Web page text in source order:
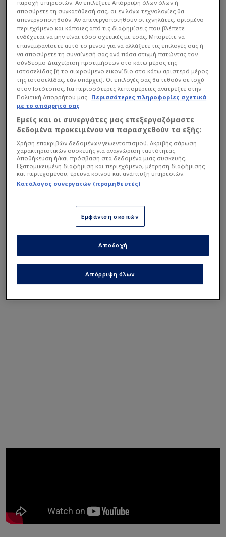
“Λατρεύω το πάθος του. Λατρεύω το πόσο αγαπά τη
χώρα του, την υπερηφάνεια που νιώθει για αυτήν, την
αφοσίωση και την προσήλωση που έχει στην εθνική
του ομάδα. Είναι κάτι ξεχωριστό να παίζεις για τη
χώρα σου.
Διαβάστε επίσης...
Πρώτο άρθρο από
Θεσσαλονίκη μετά την 4άρα
σε ΠΑΟΚ: "Ευκαιρία"!
Είναι κάτι ξεχωριστό το να αντιπροσωπεύεις τη
χώρα σου, τον λαό σου, τους οπαδούς σου όπου
κι αν πας, αλλά ειδικά όταν παίζεις για την
εθνική σου ομάδα”,είπε ο Πάου Γκασόλ.
παροχή υπηρεσιών. Αν επιλέξετε Απόρριψη όλων όλων ή
αποσύρετε τη συγκατάθεσή σας, οι εν λόγω τεχνολογίες θα
απενεργοποιηθούν. Αν απενεργοποιηθούν οι ιχνηλάτες, ορισμένο
περιεχόμενο και κάποιες από τις διαφημίσεις που βλέπετε
ενδέχεται να μην είναι τόσο σχετικές με εσάς. Μπορείτε να
επανεμφανίσετε αυτό το μενού για να αλλάξετε τις επιλογές σας ή
να αποσύρετε τη συναίνεσή σας ανά πάσα στιγμή πατώντας τον
σύνδεσμο Διαχείριση προτιμήσεων στο κάτω μέρος της
ιστοσελίδας [ή το αιωρούμενο εικονίδιο στο κάτω αριστερό μέρος
της ιστοσελίδας, εάν υπάρχει]. Οι επιλογές σας θα τεθούν σε ισχύ
στον Ιστότοπος. Για περισσότερες λεπτομέρειες ανατρέξτε στην
Πολιτική Απορρήτου μας. Περισσότερες πληροφορίες σχετικά
με το απόρρητό σας
Εμείς και οι συνεργάτες μας επεξεργαζόμαστε
δεδομένα προκειμένου να παρασχεθούν τα εξής:
Χρήση επακριβών δεδομένων γεωεντοπισμού. Ακριβής σάρωση
χαρακτηριστικών συσκευής για αναγνώριση ταυτότητας.
Αποθήκευση ή/και πρόσβαση στα δεδομένα μιας συσκευής.
Εξατομικευμένη διαφήμιση και περιεχόμενο, μέτρηση διαφήμισης
και περιεχομένου, έρευνα κοινού και ανάπτυξη υπηρεσιών.
Κατάλογος συνεργατών (προμηθευτές)
Εμφάνιση σκοπών
Απόρριψη όλων
Αποδοχή